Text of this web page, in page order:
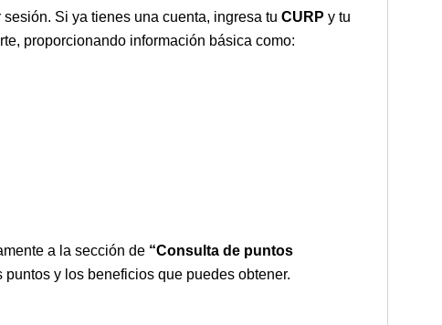
Si ya tienes una cuenta, ingresa tu CURP y tu
proporcionando información básica como:
a la sección de “Consulta de puntos
y los beneficios que puedes obtener.